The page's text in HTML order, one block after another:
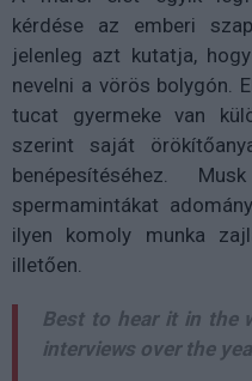
kérdése az emberi
jelenleg azt kutatja,
nevelni a vörös bolygón.
tucat gyermeke van
szerint saját
benépesítéséhez.
spermamintákat
ilyen komoly munka
illetően.
Best to hear it in the
interviews over the